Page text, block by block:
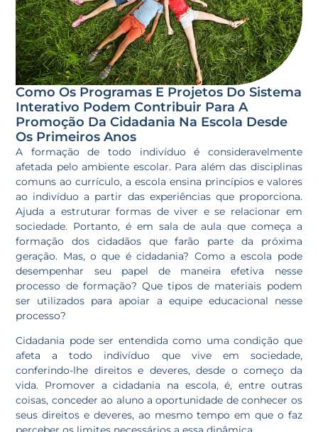
Como Os Programas E Projetos Do Sistema
Interativo Podem Contribuir Para A
Promoção Da Cidadania Na Escola Desde
Os Primeiros Anos
A formação de todo indivíduo é consideravelmente
afetada pelo ambiente escolar. Para além das disciplinas
comuns ao currículo, a escola ensina princípios e valores
ao indivíduo a partir das experiências que proporciona.
Ajuda a estruturar formas de viver e se relacionar em
sociedade. Portanto, é em sala de aula que começa a
formação dos cidadãos que farão parte da próxima
geração. Mas, o que é cidadania? Como a escola pode
desempenhar seu papel de maneira efetiva nesse
processo de formação? Que tipos de materiais podem
ser utilizados para apoiar a equipe educacional nesse
processo?
Cidadania pode ser entendida como uma condição que
afeta a todo indivíduo que vive em sociedade,
conferindo-lhe direitos e deveres, desde o começo da
vida. Promover a cidadania na escola, é, entre outras
coisas, conceder ao aluno a oportunidade de conhecer os
seus direitos e deveres, ao mesmo tempo em que o faz